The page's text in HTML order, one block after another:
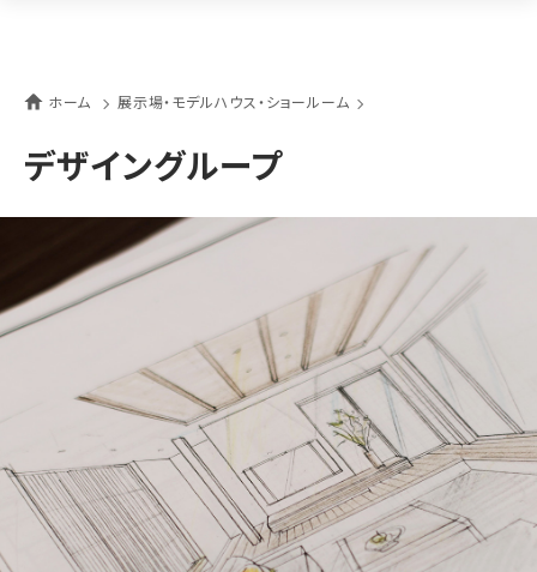
ホーム 展示場・モデルハウス・ショールーム
デザイングループ